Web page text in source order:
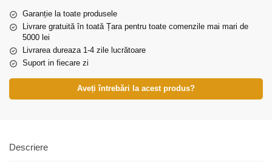
Garanție la toate produsele
Livrare gratuită în toată Țara pentru toate comenzile mai mari de
5000 lei
Livrarea dureaza 1-4 zile lucrătoare
Suport in fiecare zi
Aveți întrebări la acest produs?
Descriere